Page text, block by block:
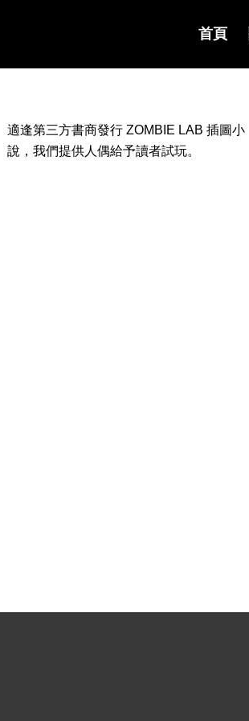
首頁
適逢第三方書商發行 ZOMBIE LAB 插圖小
說，我們提供人偶給予讀者試玩。